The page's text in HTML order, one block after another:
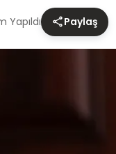
Yapıldı Paylaş